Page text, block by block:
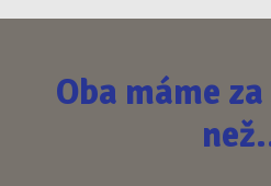
Oba máme